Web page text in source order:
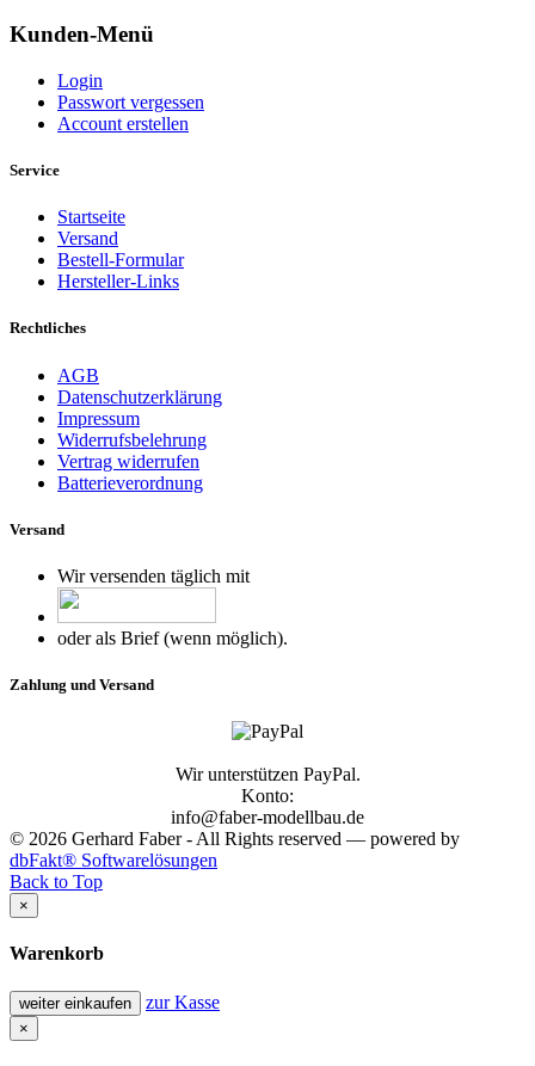
Kunden-Menü
Login
Passwort vergessen
Account erstellen
Service
Startseite
Versand
Bestell-Formular
Hersteller-Links
Rechtliches
AGB
Datenschutzerklärung
Impressum
Widerrufsbelehrung
Vertrag widerrufen
Batterieverordnung
Versand
Wir versenden täglich mit
oder als Brief (wenn möglich).
Zahlung und Versand
Wir unterstützen PayPal.
Konto:
info@faber-modellbau.de
© 2026 Gerhard Faber - All Rights reserved — powered by
dbFakt® Softwarelösungen
Back to Top
×
Warenkorb
weiter einkaufen zur Kasse
×